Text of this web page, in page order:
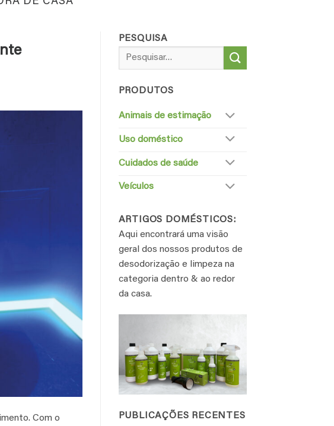
Com o
PESQUISA
Pesquisar
PRODUTOS
Animais de estimação
Uso doméstico
Cuidados de saúde
Veículos
ARTIGOS DOMÉSTICOS:
Aqui encontrará uma visão
geral dos nossos produtos de
desodorização e limpeza na
categoria dentro & ao redor
da casa.
PUBLICAÇÕES RECENTES